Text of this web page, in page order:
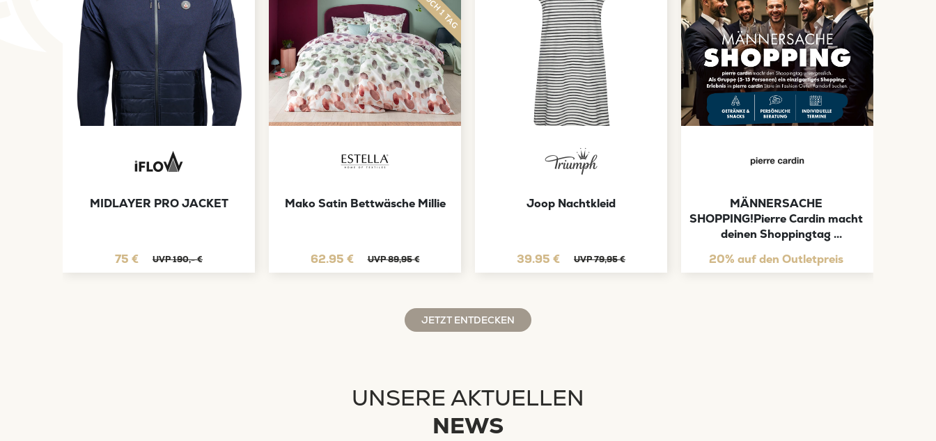
MIDLAYER PRO JACKET
75 € UVP 190,- €
Mako Satin Bettwäsche Millie
62.95 € UVP 89,95 €
Joop Nachtkleid
39.95 € UVP 79,95 €
MÄNNERSACHE
SHOPPING!Pierre Cardin macht
deinen Shoppingtag
20% auf den Outletpreis
JETZT ENTDECKEN
UNSERE AKTUELLEN
NEWS